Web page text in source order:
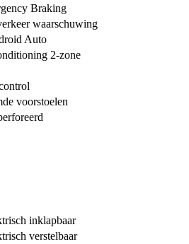
Braking
waarschuwing
Auto
2-zone
voorstoelen
inklapbaar
verstelbaar